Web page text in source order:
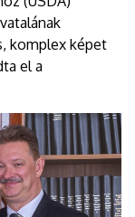
komplex képet
el a